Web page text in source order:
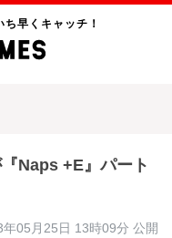
早くキャッチ！
Naps +E』パート
年05月25日 13時09分 公開